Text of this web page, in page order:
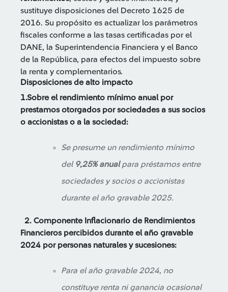
sustituye disposiciones del Decreto 1625 de
2016. Su propósito es actualizar los parámetros
fiscales conforme a las tasas certificadas por el
DANE, la Superintendencia Financiera y el Banco
de la República, para efectos del impuesto sobre
la renta y complementarios.
Disposiciones de alto impacto
1.Sobre el rendimiento mínimo anual por
prestamos otorgados por sociedades a sus socios
o accionistas o a la sociedad:
Se presume un rendimiento mínimo
del 9,25% anualpara préstamos entre
sociedades y socios o accionistas
durante el año gravable 2025.
2. Componente Inflacionario de Rendimientos
Financieros percibidos durante el año gravable
2024 por personas naturales y sucesiones:
Para el año gravable 2024, no
constituye renta ni ganancia ocasional